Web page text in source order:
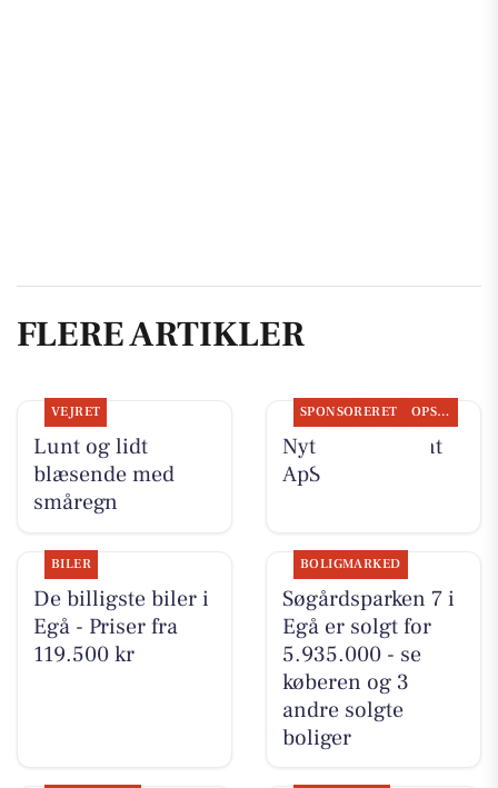
FLERE ARTIKLER
VEJRET
Lunt og lidt
blæsende med
småregn
SPONSORERET OPSLAGSTAVLEN
Nyt fra Fairpaint
ApS
BILER
De billigste biler i
Egå - Priser fra
119.500 kr
BOLIGMARKED
Søgårdsparken 7 i
Egå er solgt for
5.935.000 - se
køberen og 3
andre solgte
boliger